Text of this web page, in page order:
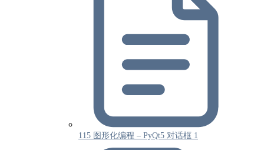
115 图形化编程 – PyQt5 对话框 1